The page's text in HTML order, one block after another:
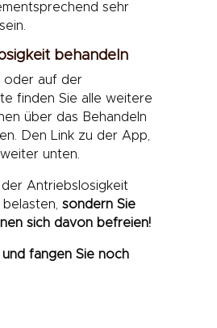
sehr
behandeln
oder auf der
finden Sie alle weitere
über das Behandeln
Den Link zu der App,
unten.
der Antriebslosigkeit
sondern Sie
sich davon befreien!
fangen Sie noch